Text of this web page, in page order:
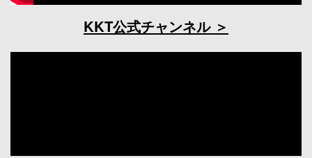
KKT公式チャンネル